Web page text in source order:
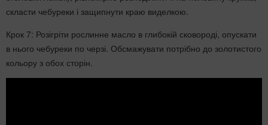
скласти чебуреки і защипнути краю виделкою.
Крок 7: Розігріти рослинне масло в глибокій сковороді, опускати
в нього чебуреки по черзі. Обсмажувати потрібно до золотистого
кольору з обох сторін.